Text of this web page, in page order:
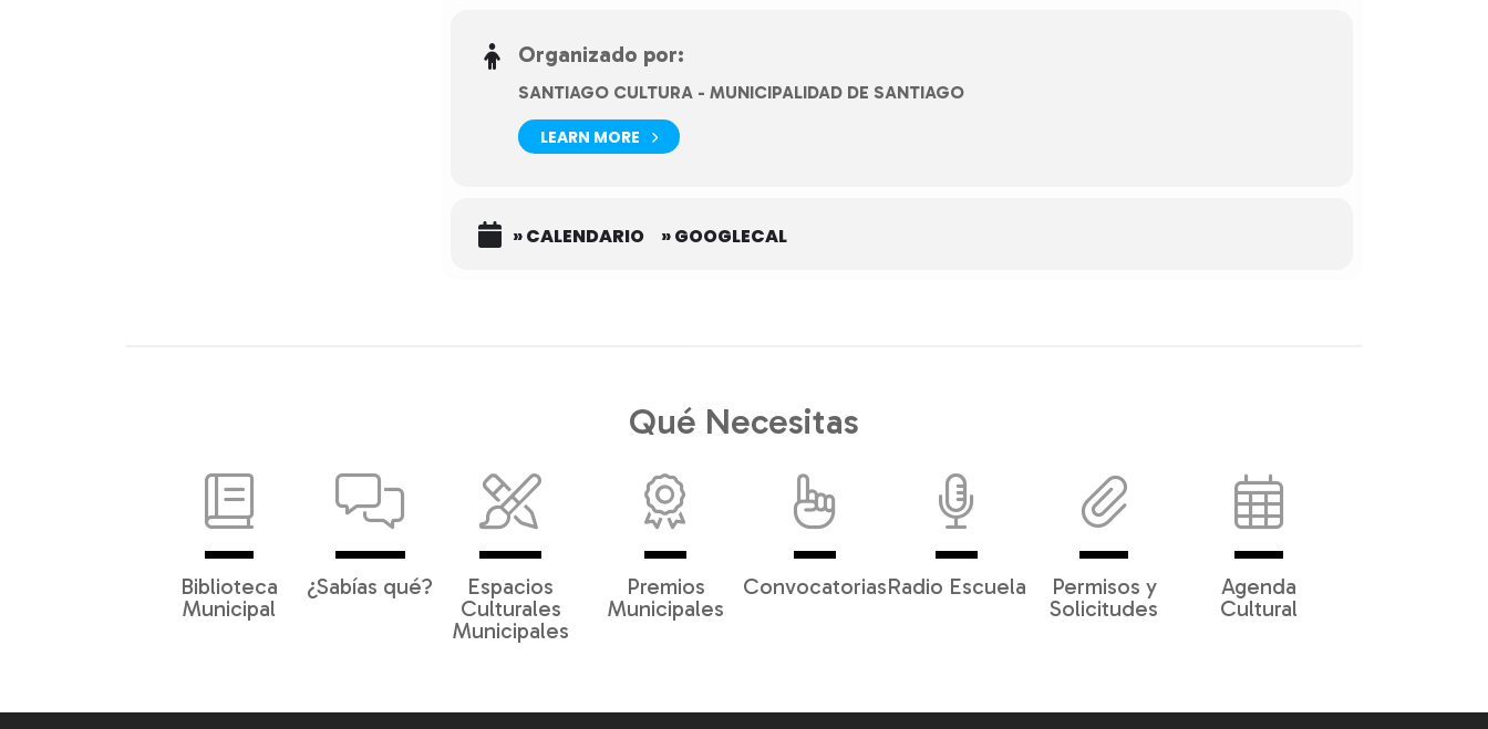
Organizado por:
SANTIAGO CULTURA - MUNICIPALIDAD DE SANTIAGO
LEARN MORE
» CALENDARIO » GOOGLECAL
Qué Necesitas
Biblioteca
Municipal
¿Sabías qué?
Espacios
Culturales
Municipales
Premios
Municipales
ConvocatoriasRadio Escuela
Permisos y
Solicitudes
Agenda
Cultural